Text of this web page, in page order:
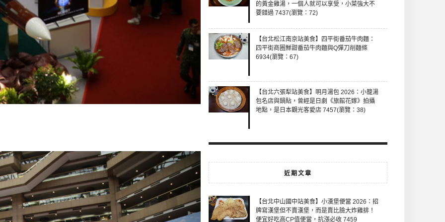
的黃金雞湯，一個人就可以享受，小菜強大不
要錯過 7437(瀏覽：72)
【台北松江南京站美食】四平街番茄牛肉麵：
四平街商圈鮮甜番茄牛肉麵與Q彈刀削麵條
6934(瀏覽：67)
【台北六張犁站美食】明月湯包 2026：小籠湯
包名店與鍋貼，曾經是日劇《旅館花嫁》拍攝
地點，是日本觀光客愛店 7457(瀏覽：38)
近期文章
【台北中山國中站美食】小漢堡便當 2026：招
牌寫漢堡但不賣漢堡，而是賣比臉大炸雞排！
便宜好吃高CP值便當，抗漲必收 7459